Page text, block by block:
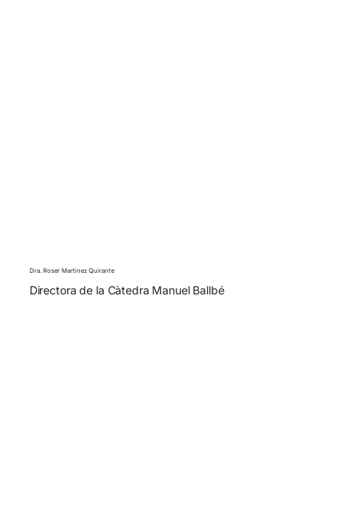
Dra. Roser Martinez Quirante
Directora de la Càtedra Manuel Ballbé